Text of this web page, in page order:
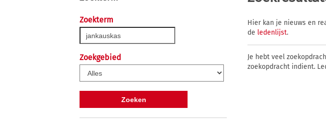
Zoekterm
Zoekgebied
Hier kan je nieuws en
de ledenlijst.
Je hebt veel
zoekopdracht indient.